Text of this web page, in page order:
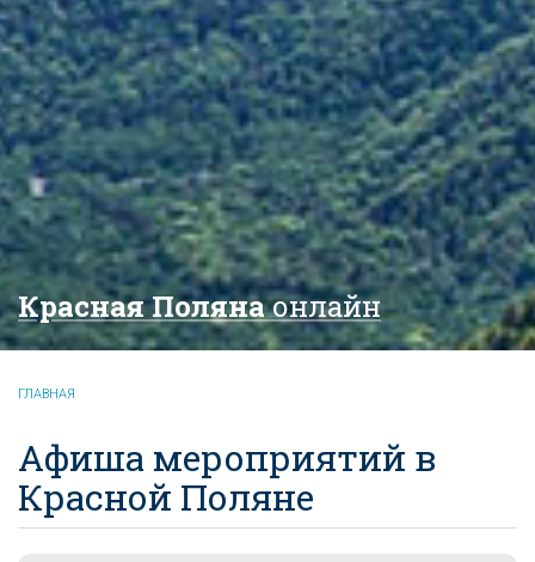
Красная Полянаонлайн
ГЛАВНАЯ
Афиша мероприятий в
Красной Поляне